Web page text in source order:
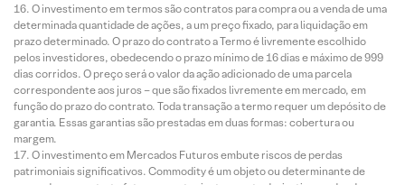
O investimento em termos são contratos para compra ou a venda de uma
determinada quantidade de ações, a um preço fixado, para liquidação em
prazo determinado. O prazo do contrato a Termo é livremente escolhido
pelos investidores, obedecendo o prazo mínimo de 16 dias e máximo de 999
dias corridos. O preço será o valor da ação adicionado de uma parcela
correspondente aos juros – que são fixados livremente em mercado, em
função do prazo do contrato. Toda transação a termo requer um depósito de
garantia. Essas garantias são prestadas em duas formas: cobertura ou
margem.
O investimento em Mercados Futuros embute riscos de perdas
patrimoniais significativos. Commodity é um objeto ou determinante de